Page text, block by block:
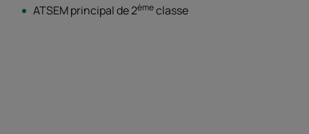
ATSEM principal de 2èmeclasse